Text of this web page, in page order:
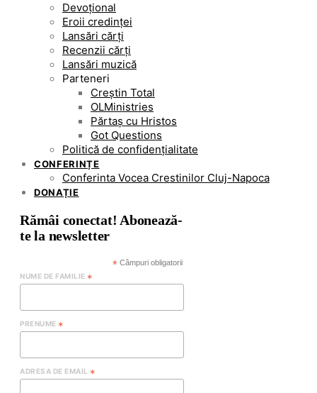
Devoțional
Eroii credinței
Lansări cărți
Recenzii cărți
Lansări muzică
Parteneri
Creștin Total
OLMinistries
Părtaș cu Hristos
Got Questions
Politică de confidențialitate
CONFERINȚE
Conferinta Vocea Crestinilor Cluj-Napoca
DONAȚIE
Rămâi conectat! Abonează-
te la newsletter
* Câmpuri obligatorii
NUME DE FAMILIE *
PRENUME *
ADRESA DE EMAIL *